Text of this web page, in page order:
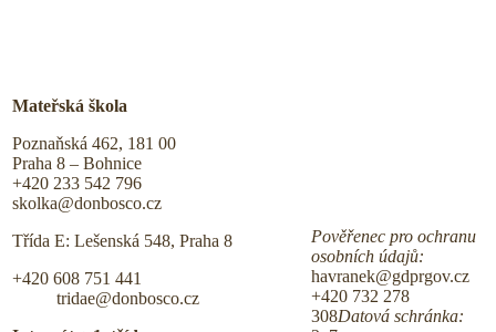
Mateřská škola
Poznaňská 462, 181 00
Praha 8 – Bohnice
+420 233 542 796
skolka@donbosco.cz
Třída E: Lešenská 548, Praha 8
+420 608 751 441
tridae@donbosco.cz
Pověřenec pro ochranu
osobních údajů:
havranek@gdprgov.cz
+420 732 278
308Datová schránka: